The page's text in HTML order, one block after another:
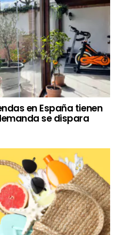
en España tienen
se dispara